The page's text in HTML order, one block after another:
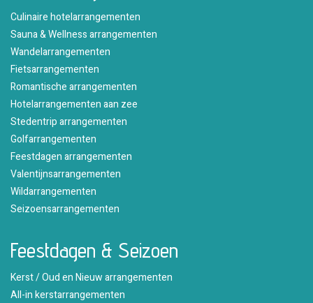
Culinaire hotelarrangementen
Sauna & Wellness arrangementen
Wandelarrangementen
Fietsarrangementen
Romantische arrangementen
Hotelarrangementen aan zee
Stedentrip arrangementen
Golfarrangementen
Feestdagen arrangementen
Valentijnsarrangementen
Wildarrangementen
Seizoensarrangementen
Feestdagen & Seizoen
Kerst / Oud en Nieuw arrangementen
All-in kerstarrangementen